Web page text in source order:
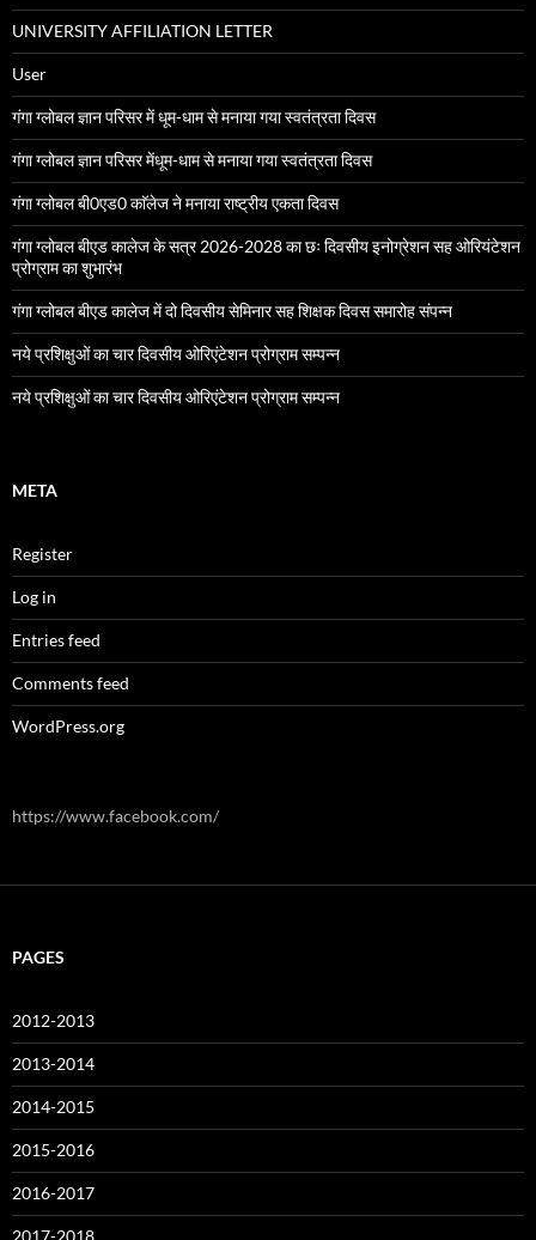
UNIVERSITY AFFILIATION LETTER
User
गंगा ग्लोबल ज्ञान परिसर में धूम-धाम से मनाया गया स्वतंत्रता दिवस
गंगा ग्लोबल ज्ञान परिसर मेंधूम-धाम से मनाया गया स्वतंत्रता दिवस
गंगा ग्लोबल बी0एड0 काॅलेज ने मनाया राष्ट्रीय एकता दिवस
गंगा ग्लोबल बीएड कालेज के सत्र 2026-2028 का छः दिवसीय इनोग्रेशन सह ओरियंटेशन
प्रोग्राम का शुभारंभ
गंगा ग्लोबल बीएड कालेज में दो दिवसीय सेमिनार सह शिक्षक दिवस समारोह संपन्न
नये प्रशिक्षुओं का चार दिवसीय ओरिएंटेशन प्रोग्राम सम्पन्न
नये प्रशिक्षुओं का चार दिवसीय ओरिएंटेशन प्रोग्राम सम्पन्न
META
Register
Log in
Entries feed
Comments feed
WordPress.org
https://www.facebook.com/
PAGES
2012-2013
2013-2014
2014-2015
2015-2016
2016-2017